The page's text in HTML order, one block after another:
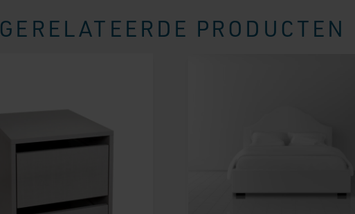
GERELATEERDE PRODUCTEN